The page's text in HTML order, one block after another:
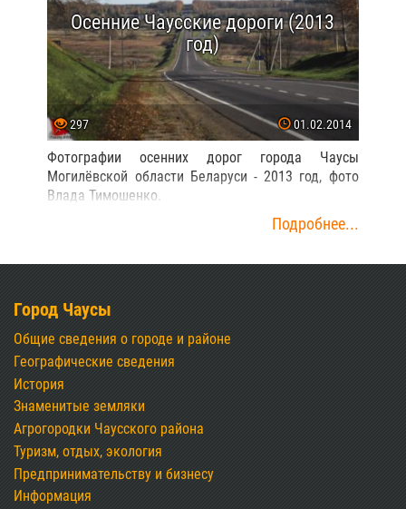
Осенние Чаусские дороги (2013
год)
297 01.02.2014
Фотографии осенних дорог города Чаусы
Могилёвской области Беларуси - 2013 год, фото
Влада Тимошенко.
Подробнее...
Город Чаусы
Общие сведения о городе и районе
Географические сведения
История
Знаменитые земляки
Агрогородки Чаусского района
Туризм, отдых, экология
Предпринимательству и бизнесу
Информация